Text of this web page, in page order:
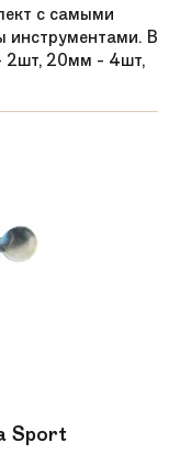
с самыми
инструментами. В
2шт, 20мм - 4шт,
Sport